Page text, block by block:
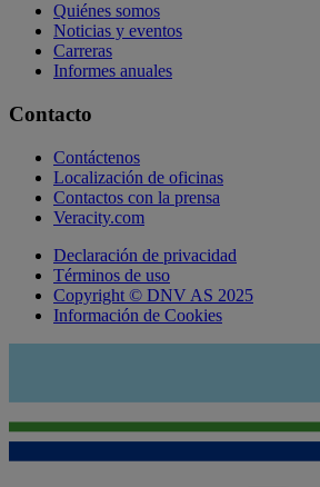
Quiénes somos
Noticias y eventos
Carreras
Informes anuales
Contacto
Contáctenos
Localización de oficinas
Contactos con la prensa
Veracity.com
Declaración de privacidad
Términos de uso
Copyright © DNV AS 2025
Información de Cookies